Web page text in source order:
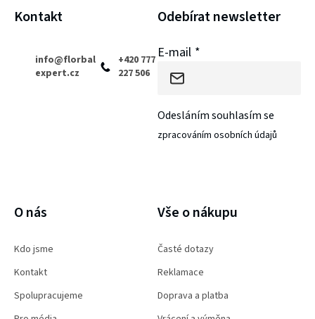
Kontakt
info@florbal
expert.cz
+420 777
227 506
Odebírat newsletter
E-mail
Odesláním souhlasím se
zpracováním osobních údajů
O nás
Kdo jsme
Kontakt
Spolupracujeme
Vše o nákupu
Časté dotazy
Reklamace
Doprava a platba